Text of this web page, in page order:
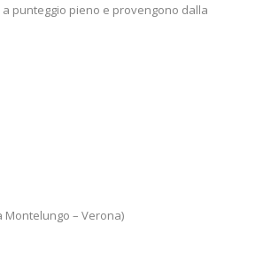
punteggio pieno e provengono dalla
Montelungo – Verona)